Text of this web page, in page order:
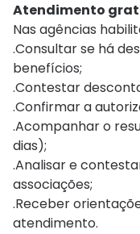
Atendimento
Nas agências
.Consultar se há
benefícios;
.Contestar
.Confirmar a
.Acompanhar o
dias);
.Analisar e
associações;
.Receber
atendimento.